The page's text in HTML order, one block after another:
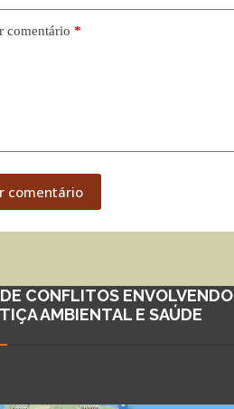
comentário *
comentário
CONFLITOS ENVOLVENDO
AMBIENTAL E SAÚDE